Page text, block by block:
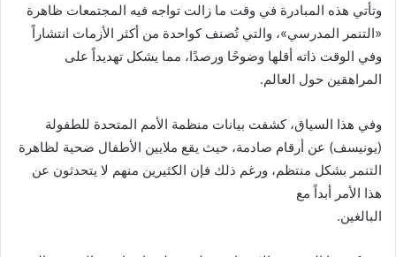
وتأتي هذه المبادرة في وقت ما زالت تواجه فيه المجتمعات ظاهرة
«التنمر المدرسي»، والتي تُصنف كواحدة من أكثر الأزمات انتشاراً
وفي الوقت ذاته أقلها وضوحًا ورصدًا، مما يشكل تهديداً على
المراهقين حول العالم.
وفي هذا السياق، كشفت بيانات منظمة الأمم المتحدة للطفولة
(يونيسف) عن أرقام صادمة، حيث يقع ملايين الأطفال ضحية لظاهرة
التنمر بشكل منتظم، ورغم ذلك فإن الكثيرين منهم لا يتحدثون عن
هذا الأمر أبداً مع
البالغين.